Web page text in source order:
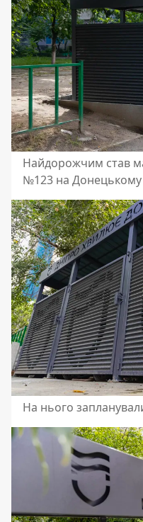
Найдорожчим став
№123 на
На нього